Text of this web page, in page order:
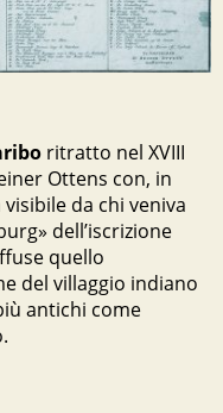
ritratto nel XVIII
Ottens con, in
da chi veniva
dell’iscrizione
quello
del villaggio indiano
antichi come